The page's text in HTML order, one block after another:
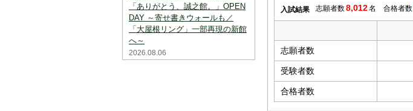
「ありがとう、誠之館。」OPEN
DAY ～寄せ書きウォールも／
「大屋根リング」一部再現の新館
へ～
2026.08.06
入試結果 志願者数8,012名 合格者数
志願者数
受験者数
合格者数